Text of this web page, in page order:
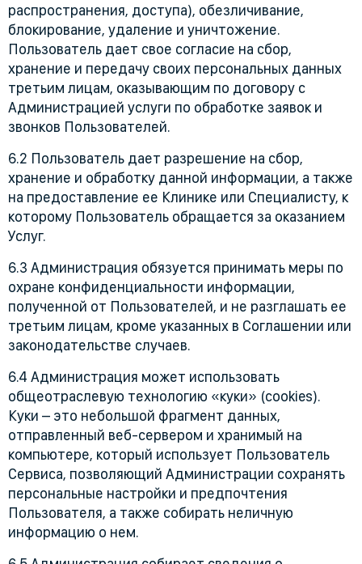
распространения, доступа), обезличивание,
блокирование, удаление и уничтожение.
Пользователь дает свое согласие на сбор,
хранение и передачу своих персональных данных
третьим лицам, оказывающим по договору с
Администрацией услуги по обработке заявок и
звонков Пользователей.
6.2 Пользователь дает разрешение на сбор,
хранение и обработку данной информации, а также
на предоставление ее Клинике или Специалисту, к
которому Пользователь обращается за оказанием
Услуг.
6.3 Администрация обязуется принимать меры по
охране конфиденциальности информации,
полученной от Пользователей, и не разглашать ее
третьим лицам, кроме указанных в Соглашении или
законодательстве случаев.
6.4 Администрация может использовать
общеотраслевую технологию «куки» (cookies).
Куки – это небольшой фрагмент данных,
отправленный веб-сервером и хранимый на
компьютере, который использует Пользователь
Сервиса, позволяющий Администрации сохранять
персональные настройки и предпочтения
Пользователя, а также собирать неличную
информацию о нем.